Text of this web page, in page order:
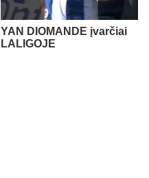
YAN DIOMANDE įvarčiai
LALIGOJE